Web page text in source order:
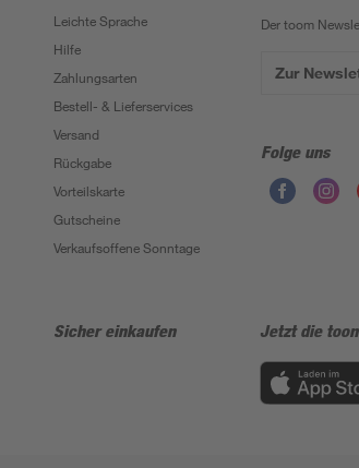
Leichte Sprache
Hilfe
Zahlungsarten
Bestell- & Lieferservices
Versand
Rückgabe
Vorteilskarte
Gutscheine
Verkaufsoffene Sonntage
Der toom
Zur
Folge uns
Sicher einkaufen Jetzt die